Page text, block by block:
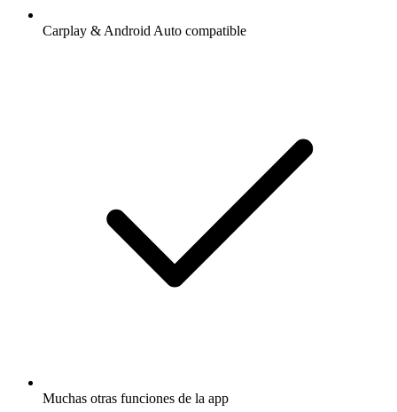
Carplay & Android Auto compatible
Muchas otras funciones de la app